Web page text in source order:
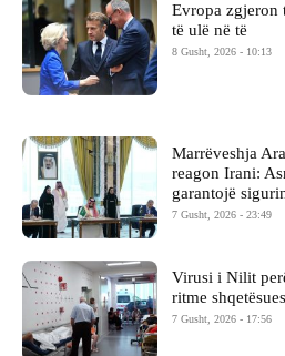
Evropa zgjeron
të ulë në të
8 Gusht, 2026 - 10:13
Marrëveshja
reagon Irani:
garantojë
7 Gusht, 2026 - 23:49
Virusi i Nilit
ritme
7 Gusht, 2026 - 17:56